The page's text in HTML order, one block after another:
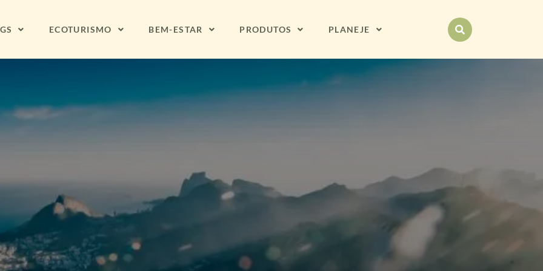
ECOTURISMO BEM-ESTAR PRODUTOS PLANEJE